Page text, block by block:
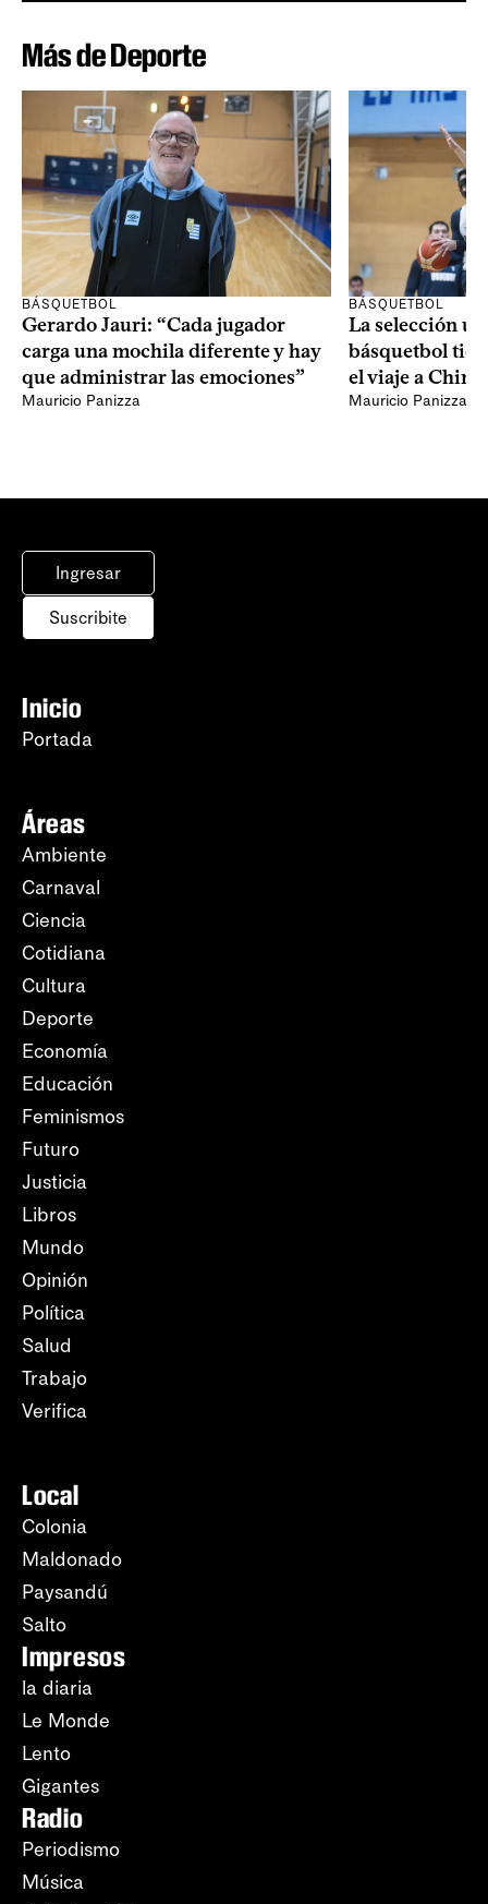
Más de Deporte
BÁSQUETBOL
Gerardo Jauri: “Cada jugador
carga una mochila diferente y hay
que administrar las emociones”
Mauricio Panizza
BÁSQUETBOL
La selección
básquetbol
el viaje a China
Mauricio Panizza
Ingresar
Suscribite
Inicio
Portada
Áreas
Ambiente
Carnaval
Ciencia
Cotidiana
Cultura
Deporte
Economía
Educación
Feminismos
Futuro
Justicia
Libros
Mundo
Opinión
Política
Salud
Trabajo
Verifica
Local
Colonia
Maldonado
Paysandú
Salto
Impresos
la diaria
Le Monde
Lento
Gigantes
Radio
Periodismo
Música